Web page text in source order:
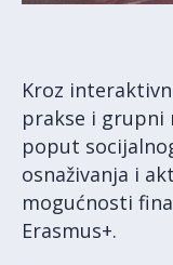
Kroz
prakse i grupni
poput
osnaživanja i
mogućnosti
Erasmus+.